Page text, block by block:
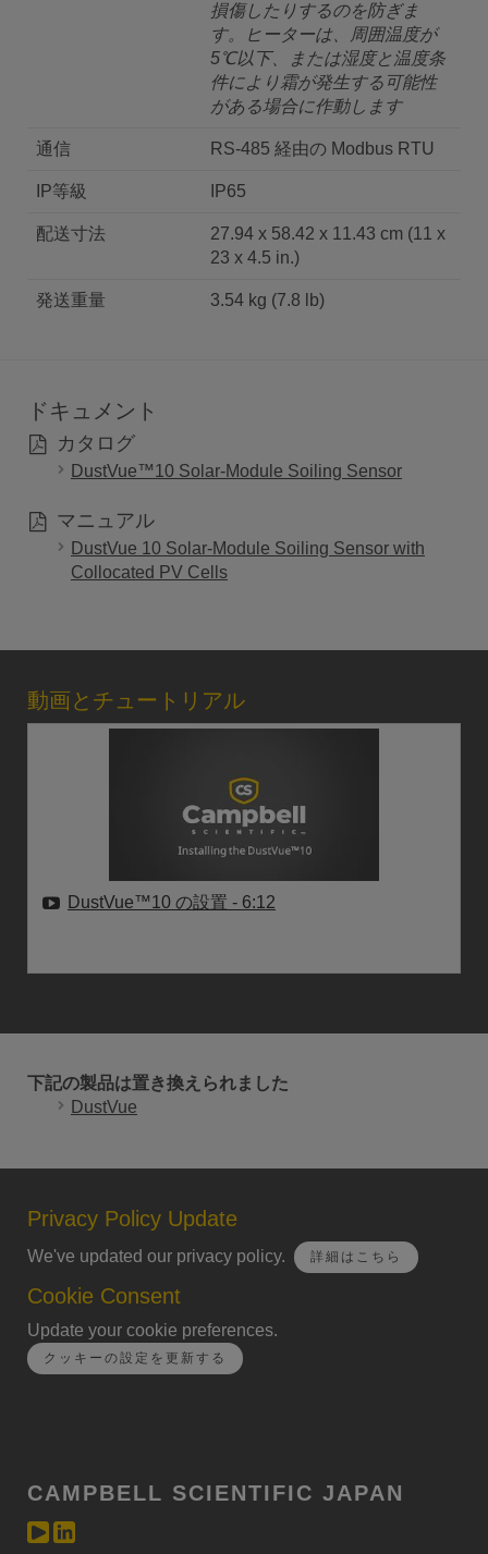
損傷したりするのを防ぎま
す。ヒーターは、周囲温度が
5℃以下、または湿度と温度条
件により霜が発生する可能性
がある場合に作動します
通信 RS-485 経由の Modbus RTU
IP等級 IP65
配送寸法
27.94 x 58.42 x 11.43 cm (11 x
23 x 4.5 in.)
発送重量 3.54 kg (7.8 lb)
ドキュメント
カタログ
DustVue™10 Solar-Module Soiling Sensor
マニュアル
DustVue 10 Solar-Module Soiling Sensor with
Collocated PV Cells
動画とチュートリアル
DustVue™10 の設置 - 6:12
下記の製品は置き換えられました
DustVue
Privacy Policy Update
We've updated our privacy policy. 詳細はこちら
Cookie Consent
Update your cookie preferences.
クッキーの設定を更新する
CAMPBELL SCIENTIFIC JAPAN